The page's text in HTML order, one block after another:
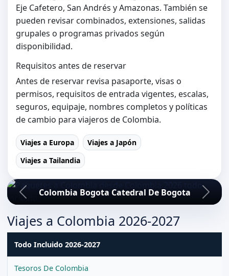
Eje Cafetero, San Andrés y Amazonas. También se
pueden revisar combinados, extensiones, salidas
grupales o programas privados según
disponibilidad.
Requisitos antes de reservar
Antes de reservar revisa pasaporte, visas o
permisos, requisitos de entrada vigentes, escalas,
seguros, equipaje, nombres completos y políticas
de cambio para viajeros de Colombia.
Viajes a Europa
Viajes a Japón
Viajes a Tailandia
Colombia Bogota Catedral De Bogota
Viajes a Colombia 2026-2027
Todo Incluido 2026-2027
Tesoros De Colombia